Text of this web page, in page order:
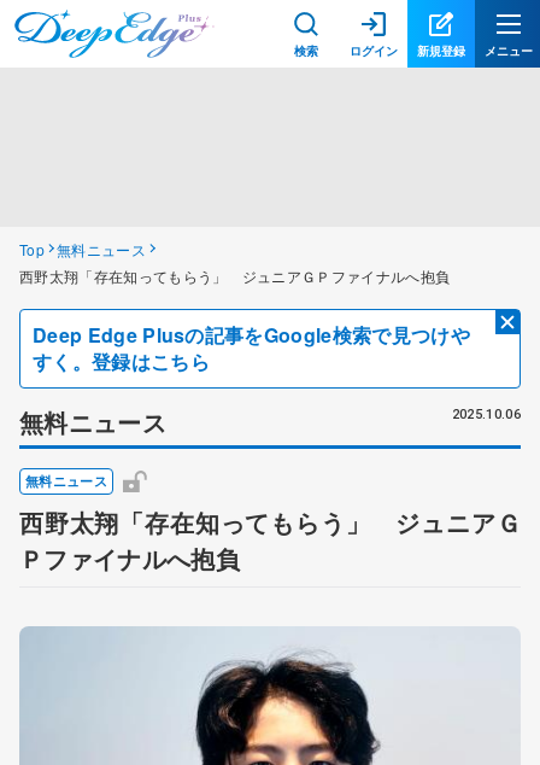
検索 ログイン 新規登録 メニュー
Top 無料ニュース
西野太翔「存在知ってもらう」 ジュニアＧＰファイナルへ抱負
Deep Edge Plusの記事をGoogle検索で見つけや
すく。登録はこちら
無料ニュース 2025.10.06
無料ニュース
西野太翔「存在知ってもらう」 ジュニアＧ
Ｐファイナルへ抱負